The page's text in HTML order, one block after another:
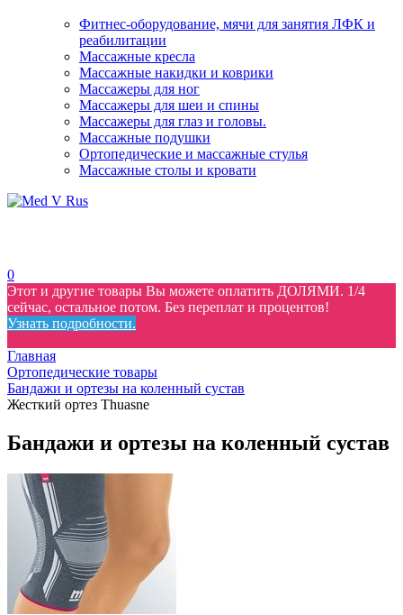
Фитнес-оборудование, мячи для занятия ЛФК и
реабилитации
Массажные кресла
Массажные накидки и коврики
Массажеры для ног
Массажеры для шеи и спины
Массажеры для глаз и головы.
Массажные подушки
Ортопедические и массажные стулья
Массажные столы и кровати
0
Этот и другие товары Вы можете оплатить ДОЛЯМИ. 1/4
сейчас, остальное потом. Без переплат и процентов!
Узнать подробности.
Главная
Ортопедические товары
Бандажи и ортезы на коленный сустав
Жесткий ортез Thuasne
Бандажи и ортезы на коленный сустав